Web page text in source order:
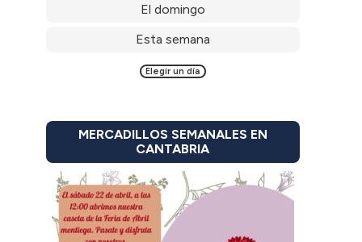
El domingo
Esta semana
Elegir un día
MERCADILLOS SEMANALES EN
CANTABRIA